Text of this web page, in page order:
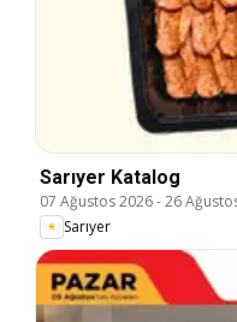
Sarıyer Katalog
07 Ağustos 2026-26
Sarıyer